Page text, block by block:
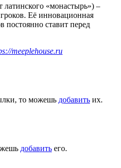
латинского «монастырь») –
Её инновационная
постоянно ставит перед
meeplehouse.ru
то можешь добавить их.
добавить его.